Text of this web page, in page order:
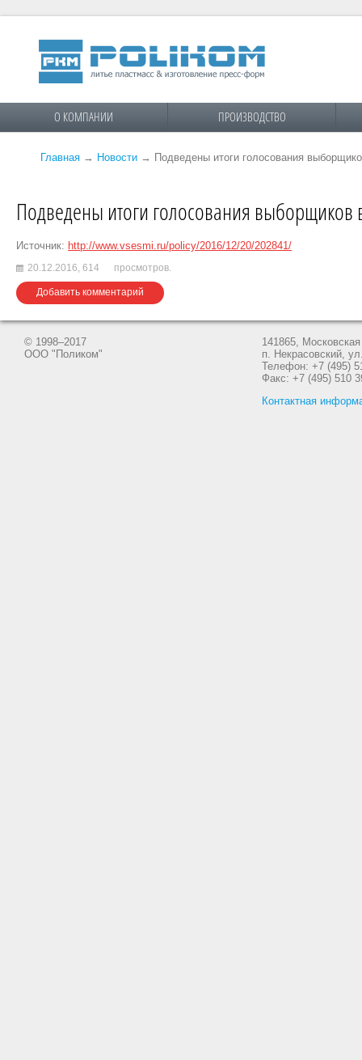
О КОМПАНИИ ПРОИЗВОДСТВО
Главная → Новости → Подведены итоги голосования
Подведены итоги голосования
Источник: http://www.vsesmi.ru/policy/2016/12/20/202841/
20.12.2016, 614 просмотров.
Добавить комментарий
© 1998–2017
ООО "Поликом"
141865,
п. Некрасовский,
Телефон: +7 (495)
Факс: +7 (495) 510
Контактная